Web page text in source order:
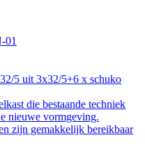
5 uit 3x32/5+6 x schuko
die bestaande techniek
nieuwe vormgeving.
zijn gemakkelijk bereikbaar